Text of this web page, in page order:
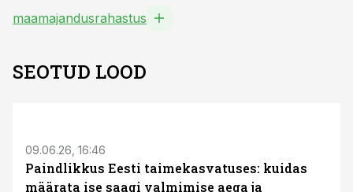
maamajandusrahastus
SEOTUD LOOD
09.06.26, 16:46
Paindlikkus Eesti taimekasvatuses: kuidas
määrata ise saagi valmimise aega ja